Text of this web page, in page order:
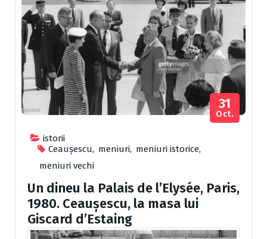
istorii
Ceaușescu, meniuri, meniuri istorice,
meniuri vechi
31
Oct.
Un dineu la Palais de l’Elysée, Paris,
1980. Ceaușescu, la masa lui
Giscard d’Estaing